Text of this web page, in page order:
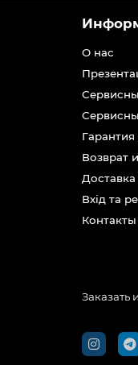
О нас
Возврат
Вхід та
Контакты
Заказать